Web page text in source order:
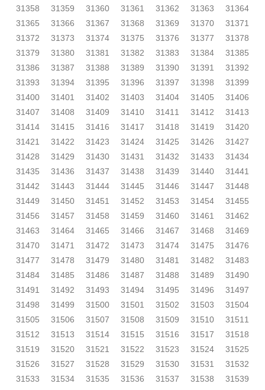
31358
31359 31360 31361 31362 31363
31364
31365
31366 31367 31368 31369 31370
31371
31372
31373 31374 31375 31376 31377
31378
31379
31380 31381 31382 31383 31384
31385
31386
31387 31388 31389 31390 31391
31392
31393
31394 31395 31396 31397 31398
31399
31400
31401 31402 31403 31404 31405
31406
31407
31408 31409 31410 31411 31412
31413
31414
31415 31416 31417 31418 31419
31420
31421
31422 31423 31424 31425 31426
31427
31428
31429 31430 31431 31432 31433
31434
31435
31436 31437 31438 31439 31440
31441
31442
31443 31444 31445 31446 31447
31448
31449
31450 31451 31452 31453 31454
31455
31456
31457 31458 31459 31460 31461
31462
31463
31464 31465 31466 31467 31468
31469
31470
31471 31472 31473 31474 31475
31476
31477
31478 31479 31480 31481 31482
31483
31484
31485 31486 31487 31488 31489
31490
31491
31492 31493 31494 31495 31496
31497
31498
31499 31500 31501 31502 31503
31504
31505
31506 31507 31508 31509 31510
31511
31512
31513 31514 31515 31516 31517
31518
31519
31520 31521 31522 31523 31524
31525
31526
31527 31528 31529 31530 31531
31532
31533
31534 31535 31536 31537 31538
31539